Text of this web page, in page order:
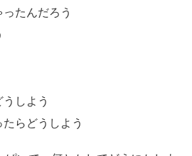
たんだろう
しよう
らどうしよう